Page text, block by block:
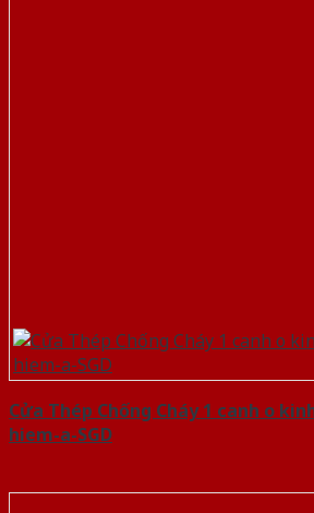
Cửa Thép Chống Cháy 1 canh o
hiem-a-SGD